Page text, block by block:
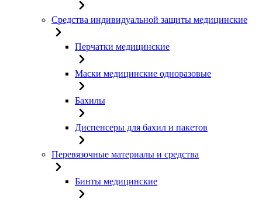
Средства индивидуальной защиты медицинские
Перчатки медицинские
Маски медицинские одноразовые
Бахилы
Диспенсеры для бахил и пакетов
Перевязочные материалы и средства
Бинты медицинские